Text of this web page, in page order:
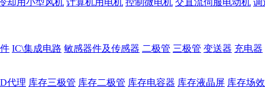
却用小型风机 计算机用电机 控制微电机 交直流伺服电动机 调
IC\集成电路 敏感器件及传感器 二极管 三极管 变送器 充电器
代理 库存三极管 库存二极管 库存电容器 库存液晶屏 库存场